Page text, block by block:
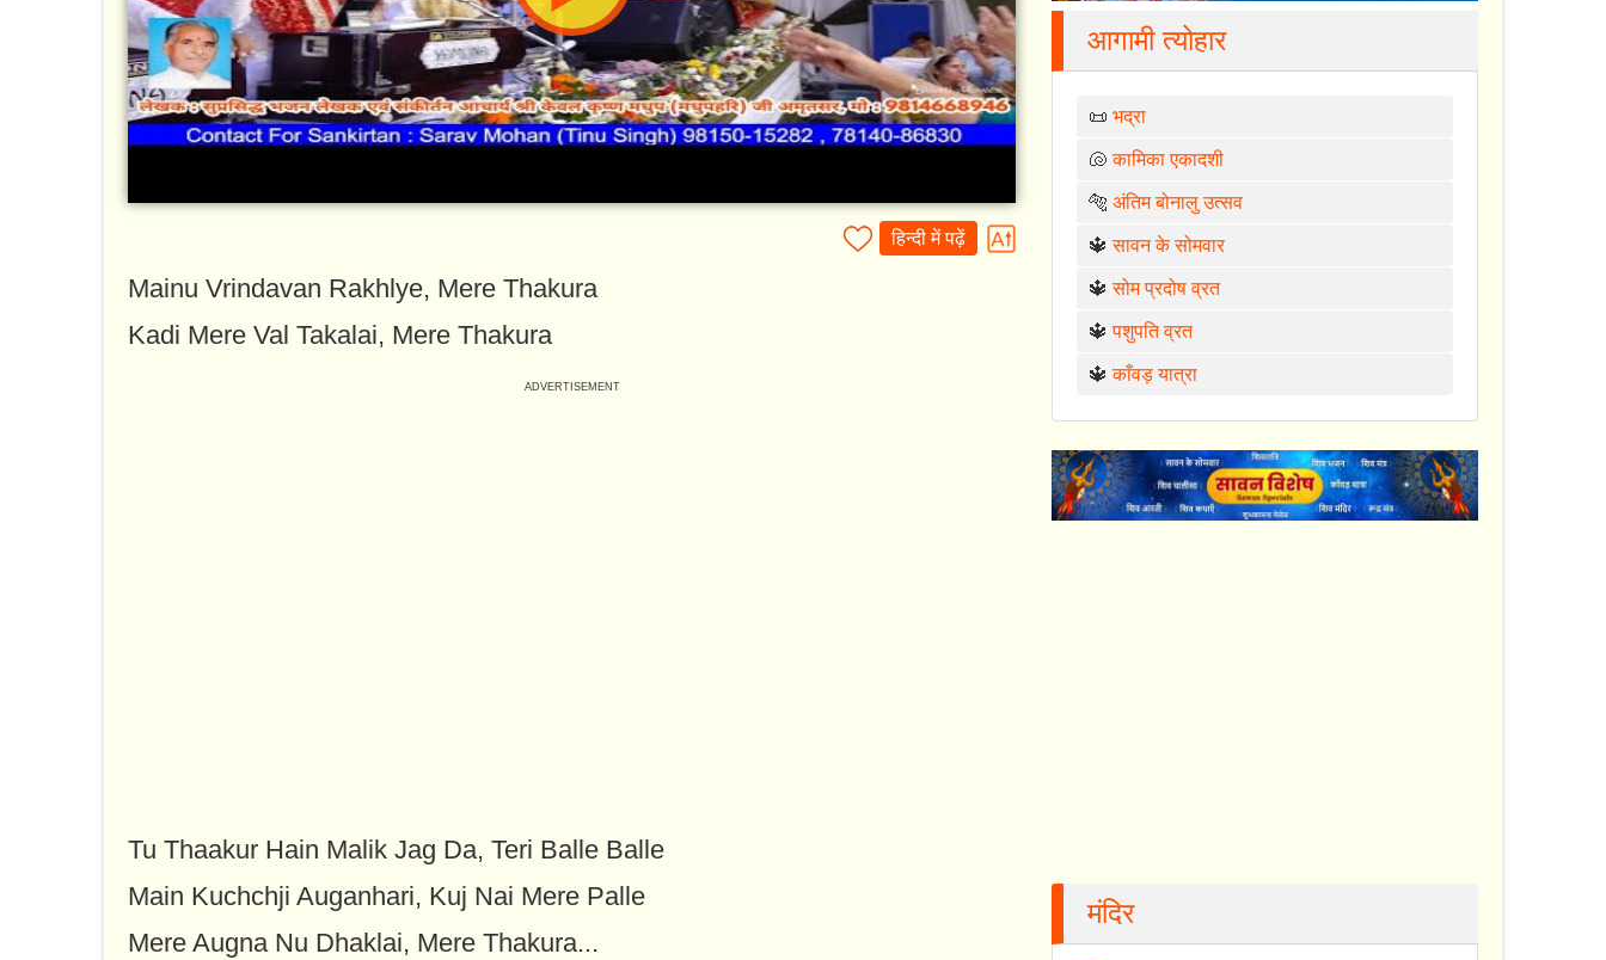
हिन्दी में पढ़ें
Mainu Vrindavan Rakhlye, Mere Thakura
Kadi Mere Val Takalai, Mere Thakura
Tu Thaakur Hain Malik Jag Da, Teri Balle Balle
Main Kuchchji Auganhari, Kuj Nai Mere Palle
Mere Augna Nu Dhaklai, Mere Thakura...
आगामी त्योहार
📜भद्रा
🐚कामिका एकादशी
🐅अंतिम बोनालु उत्सव
🔱सावन के सोमवार
🔱सोम प्रदोष व्रत
🔱पशुपति व्रत
🔱काँवड़ यात्रा
मंदिर